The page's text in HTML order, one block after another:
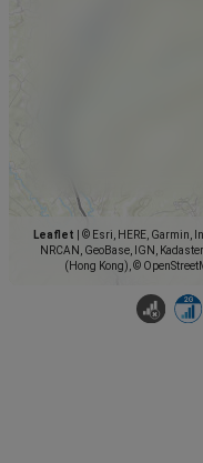
Leaflet
© Esri, HERE, Garmin,
NRCAN, GeoBase, IGN,
(Hong Kong), ©